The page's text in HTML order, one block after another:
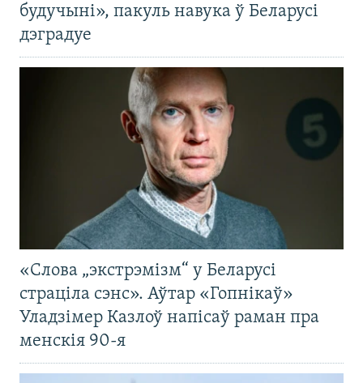
будучыні», пакуль навука ў Беларусі
дэградуе
«Слова „экстрэмізм“ у Беларусі
страціла сэнс». Аўтар «Гопнікаў»
Уладзімер Казлоў напісаў раман пра
менскія 90-я